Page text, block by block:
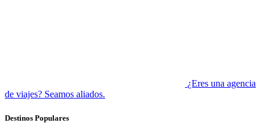
¿Eres una agencia
de viajes? Seamos aliados.
Destinos Populares